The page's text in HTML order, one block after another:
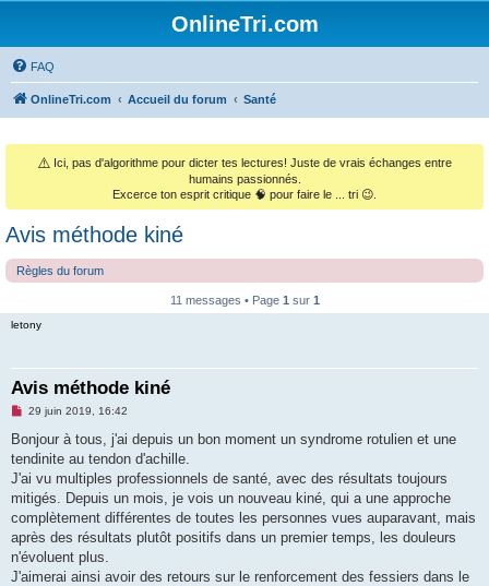
OnlineTri.com
FAQ
OnlineTri.com Accueil du forum Santé
⚠️ Ici, pas d'algorithme pour dicter tes lectures! Juste de vrais échanges entre
humains passionnés.
Excerce ton esprit critique 🧠 pour faire le ... tri 😉.
Avis méthode kiné
Règles du forum
11 messages • Page 1 sur 1
letony
Avis méthode kiné
M
s
a
g
n
o
l
u
29 juin 2019, 16:42
Bonjour à tous, j'ai depuis un bon moment un syndrome rotulien et une
tendinite au tendon d'achille.
J'ai vu multiples professionnels de santé, avec des résultats toujours
mitigés. Depuis un mois, je vois un nouveau kiné, qui a une approche
complètement différentes de toutes les personnes vues auparavant, mais
après des résultats plutôt positifs dans un premier temps, les douleurs
n'évoluent plus.
J'aimerai ainsi avoir des retours sur le renforcement des fessiers dans le